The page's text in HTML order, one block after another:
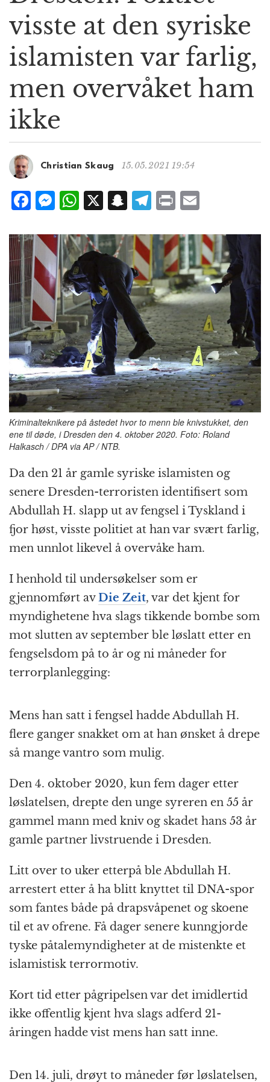
a
t
o
n
visste at den syriske
islamisten var farlig,
men overvåket ham
ikke
Christian Skaug 15.05.2021 19:54
F
c
e
b
o
o
k
M
ss
e
n
g
e
r
W
at
s
A
p
p
X S
a
p
c
h
at
T
e
g
r
a
m
P
n
t
ai
l
Kriminalteknikere på åstedet hvor to menn ble knivstukket, den
ene til døde, i Dresden den 4. oktober 2020. Foto: Roland
Halkasch / DPA via AP / NTB.
Da den 21 år gamle syriske islamisten og
senere Dresden-terroristen identifisert som
Abdullah H. slapp ut av fengsel i Tyskland i
fjor høst, visste politiet at han var svært farlig,
men unnlot likevel å overvåke ham.
I henhold til undersøkelser som er
gjennomført avDie Zeit, var det kjent for
myndighetene hva slags tikkende bombe som
mot slutten av september ble løslatt etter en
fengselsdom på to år og ni måneder for
terrorplanlegging:
Mens han satt i fengsel hadde Abdullah H.
flere ganger snakket om at han ønsket å drepe
så mange vantro som mulig.
Den 4. oktober 2020, kun fem dager etter
løslatelsen, drepte den unge syreren en 55 år
gammel mann med kniv og skadet hans 53 år
gamle partner livstruende i Dresden.
Litt over to uker etterpå ble Abdullah H.
arrestert etter å ha blitt knyttet til DNA-spor
som fantes både på drapsvåpenet og skoene
til et av ofrene. Få dager senere kunngjorde
tyske påtalemyndigheter at de mistenkte et
islamistisk terrormotiv.
Kort tid etter pågripelsen var det imidlertid
ikke offentlig kjent hva slags adferd 21-
åringen hadde vist mens han satt inne.
Den 14. juli, drøyt to måneder før løslatelsen,